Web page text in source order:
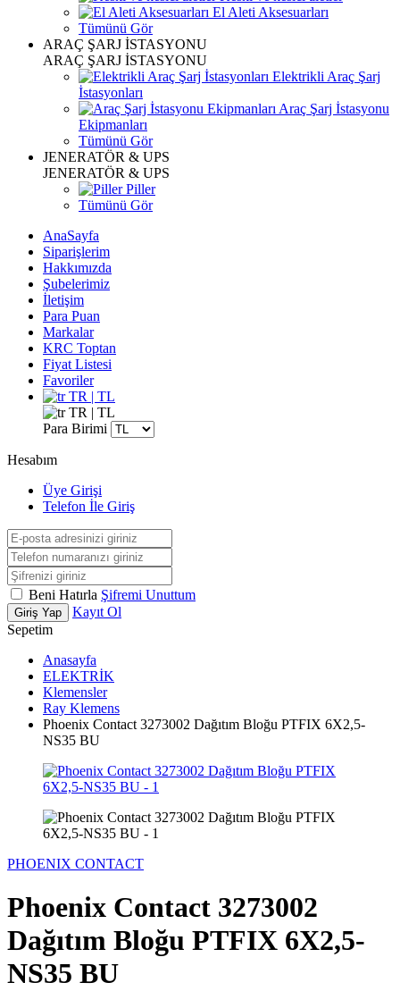
El Aleti Aksesuarları
Tümünü Gör
ARAÇ ŞARJ İSTASYONU
ARAÇ ŞARJ İSTASYONU
Elektrikli Araç Şarj
İstasyonları
Araç Şarj İstasyonu
Ekipmanları
Tümünü Gör
JENERATÖR & UPS
JENERATÖR & UPS
Piller
Tümünü Gör
AnaSayfa
Siparişlerim
Hakkımızda
Şubelerimiz
İletişim
Para Puan
Markalar
KRC Toptan
Fiyat Listesi
Favoriler
TR | TL
TR | TL
Para Birimi
Hesabım
Üye Girişi
Telefon İle Giriş
Beni Hatırla Şifremi Unuttum
Giriş Yap
Kayıt Ol
Sepetim
Anasayfa
ELEKTRİK
Klemensler
Ray Klemens
Phoenix Contact 3273002 Dağıtım Bloğu PTFIX 6X2,5-
NS35 BU
PHOENIX CONTACT
Phoenix Contact 3273002
Dağıtım Bloğu PTFIX 6X2,5-
NS35 BU